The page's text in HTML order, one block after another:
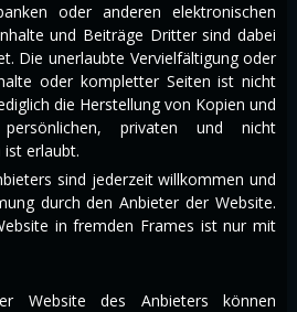
oder anderen elektronischen
und Beiträge Dritter sind dabei
Die unerlaubte Vervielfältigung oder
oder kompletter Seiten ist nicht
die Herstellung von Kopien und
privaten und nicht
erlaubt.
sind jederzeit willkommen und
durch den Anbieter der Website.
in fremden Frames ist nur mit
Website des Anbieters können